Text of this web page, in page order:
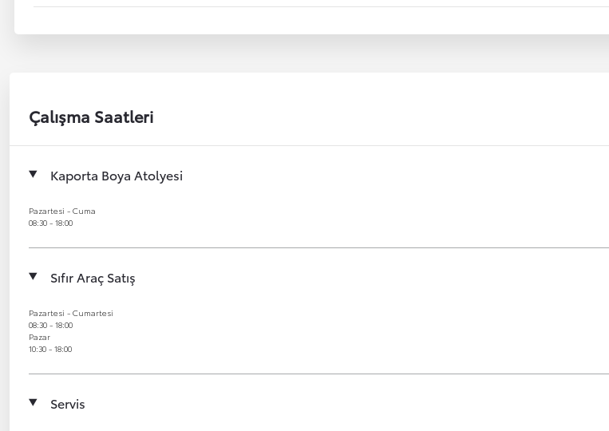
Çalışma Saatleri
Kaporta Boya Atolyesi
Pazartesi - Cuma
08:30 - 18:00
Sıfır Araç Satış
Pazartesi - Cumartesi
08:30 - 18:00
Pazar
10:30 - 18:00
Servis